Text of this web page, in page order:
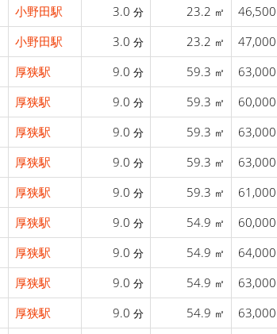
小野田駅 3.0 分 23.2 ㎡ 46,500
小野田駅 3.0 分 23.2 ㎡ 47,000
厚狭駅 9.0 分 59.3 ㎡ 63,000
厚狭駅 9.0 分 59.3 ㎡ 60,000
厚狭駅 9.0 分 59.3 ㎡ 63,000
厚狭駅 9.0 分 59.3 ㎡ 63,000
厚狭駅 9.0 分 59.3 ㎡ 61,000
厚狭駅 9.0 分 54.9 ㎡ 60,000
厚狭駅 9.0 分 54.9 ㎡ 64,000
厚狭駅 9.0 分 54.9 ㎡ 63,000
厚狭駅 9.0 分 54.9 ㎡ 63,000